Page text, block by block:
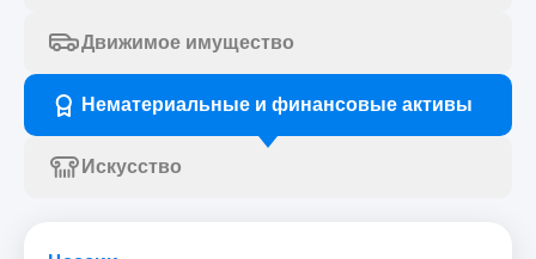
Движимое имущество
Нематериальные и финансовые активы
Искусство